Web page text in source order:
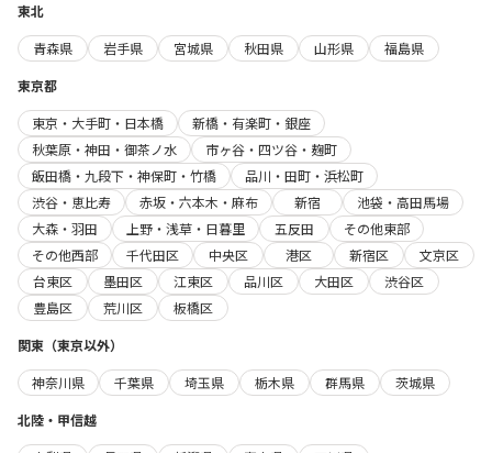
東北
青森県
岩手県 宮城県 秋田県 山形県
福島県
東京都
東京・大手町・日本橋
新橋・有楽町・銀座
秋葉原・神田・御茶ノ水
市ヶ谷・四ツ谷・麹町
飯田橋・九段下・神保町・竹橋
品川・田町・浜松町
渋谷・恵比寿
赤坂・六本木・麻布 新宿
池袋・高田馬場
大森・羽田
上野・浅草・日暮里 五反田
その他東部
その他西部
千代田区 中央区 港区 新宿区
文京区
台東区
墨田区 江東区 品川区 大田区
渋谷区
豊島区
荒川区
板橋区
関東（東京以外）
神奈川県
千葉県 埼玉県 栃木県 群馬県
茨城県
北陸・甲信越